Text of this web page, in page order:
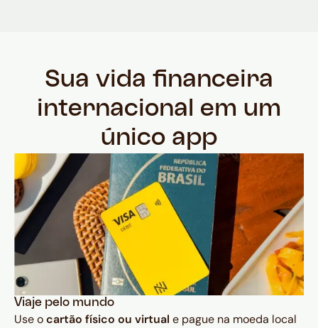
Sua vida financeira
internacional em um
único app
Viaje pelo mundo
Use ocartão físico ou virtual e pague na moeda local